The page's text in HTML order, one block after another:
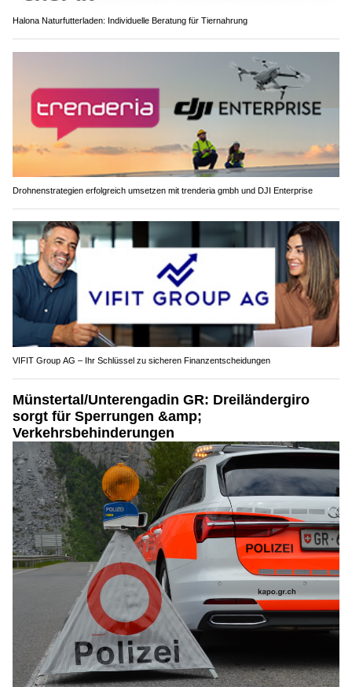
Halona Naturfutterladen: Individuelle Beratung für Tiernahrung
Drohnenstrategien erfolgreich umsetzen mit trenderia gmbh und DJI Enterprise
VIFIT Group AG – Ihr Schlüssel zu sicheren Finanzentscheidungen
Münstertal/Unterengadin GR: Dreiländergiro
sorgt für Sperrungen &amp;
Verkehrsbehinderungen